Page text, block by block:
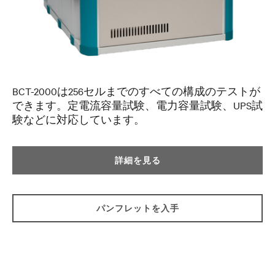
BCT-2000は256セルまでのすべての構成のテストが
できます。定電流容量試験、電力容量試験、UPS試
験などに対応しています。
詳細を見る
パンフレットを入手